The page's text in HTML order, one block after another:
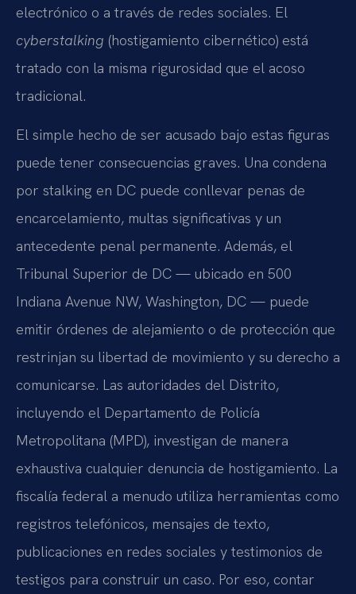
electrónico o a través de redes sociales. El
cyberstalking (hostigamiento cibernético) está
tratado con la misma rigurosidad que el acoso
tradicional.
El simple hecho de ser acusado bajo estas figuras
puede tener consecuencias graves. Una condena
por stalking en DC puede conllevar penas de
encarcelamiento, multas significativas y un
antecedente penal permanente. Además, el
Tribunal Superior de DC — ubicado en 500
Indiana Avenue NW, Washington, DC — puede
emitir órdenes de alejamiento o de protección que
restrinjan su libertad de movimiento y su derecho a
comunicarse. Las autoridades del Distrito,
incluyendo el Departamento de Policía
Metropolitana (MPD), investigan de manera
exhaustiva cualquier denuncia de hostigamiento. La
fiscalía federal a menudo utiliza herramientas como
registros telefónicos, mensajes de texto,
publicaciones en redes sociales y testimonios de
testigos para construir un caso. Por eso, contar